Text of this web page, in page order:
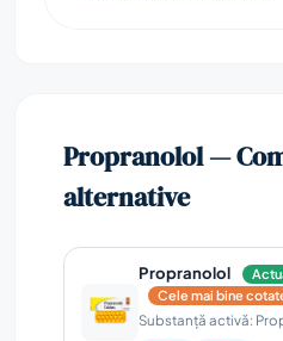
Propranolol —
alternative
Propranolol
Cele mai bine
Substanță activă: